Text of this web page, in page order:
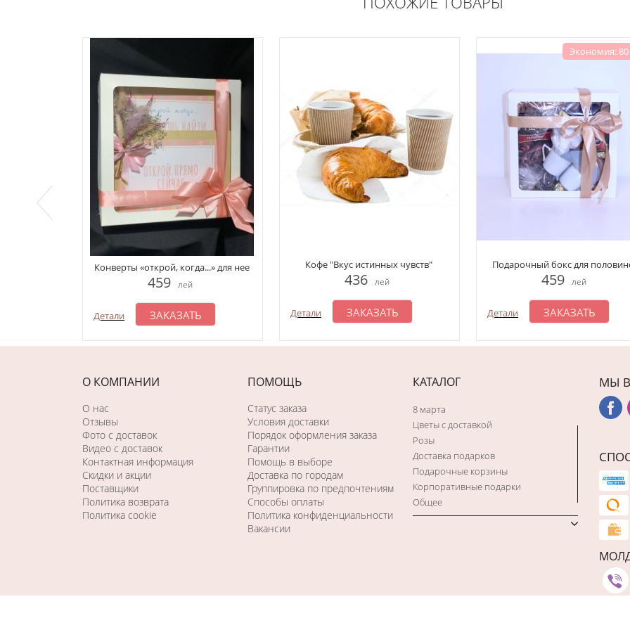
Конверты «открой, когда...» для нее
459 лей
Детали ЗАКАЗАТЬ
Кофе "Вкус истинных чувств"
436 лей
Детали ЗАКАЗАТЬ
Экономия: 80
Подарочный бокс для
459 лей
Детали ЗАКАЗАТЬ
О КОМПАНИИ
О нас
Отзывы
Фото c доставок
Видео с доставок
Контактная информация
Скидки и акции
Поставщики
Политика возврата
Политика cookie
ПОМОЩЬ
Статус заказа
Условия доставки
Порядок оформления заказа
Гарантии
Помощь в выборе
Доставка по городам
Группировка по предпочтениям
Способы оплаты
Политика конфиденциальности
Вакансии
КАТАЛОГ
8 марта
Цветы с доставкой
Розы
Доставка подарков
Подарочные корзины
Корпоративные подарки
Общее
МЫ